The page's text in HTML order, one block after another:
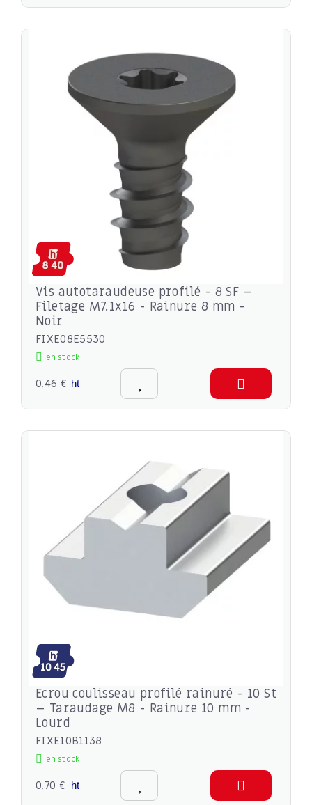
Vis autotaraudeuse profilé - 8 SF –
Filetage M7.1x16 - Rainure 8 mm -
Noir
FIXE08E5530
en stock
0,46 € ht
Ecrou coulisseau profilé rainuré - 10 St
– Taraudage M8 - Rainure 10 mm -
Lourd
FIXE10B1138
en stock
0,70 € ht